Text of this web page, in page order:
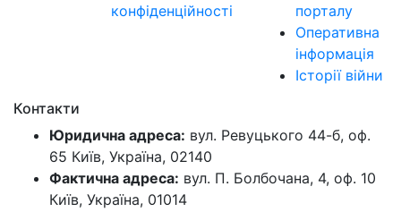
конфіденційності
порталу
Оперативна
інформація
Історії війни
Контакти
Юридична адреса: вул. Ревуцького 44-б, оф.
65 Київ, Україна, 02140
Фактична адреса: вул. П. Болбочана, 4, оф. 10
Київ, Україна, 01014